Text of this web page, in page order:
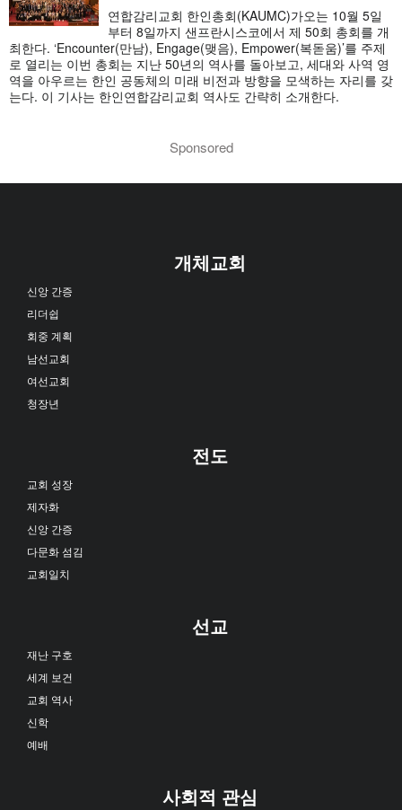
연합감리교회 한인총회(KAUMC)가오는 10월 5일
부터 8일까지 샌프란시스코에서 제 50회 총회를 개
최한다. ‘Encounter(만남), Engage(맺음), Empower(복돋움)’를 주제
로 열리는 이번 총회는 지난 50년의 역사를 돌아보고, 세대와 사역 영
역을 아우르는 한인 공동체의 미래 비전과 방향을 모색하는 자리를 갖
는다. 이 기사는 한인연합감리교회 역사도 간략히 소개한다.
Sponsored
개체교회
신앙 간증
리더쉽
회중 계획
남선교회
여선교회
청장년
전도
교회 성장
제자화
신앙 간증
다문화 섬김
교회일치
선교
재난 구호
세계 보건
교회 역사
신학
예배
사회적 관심